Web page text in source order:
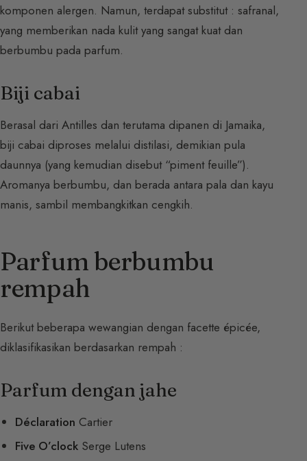
komponen alergen. Namun, terdapat substitut : safranal,
yang memberikan nada kulit yang sangat kuat dan
berbumbu pada parfum.
Biji cabai
Berasal dari Antilles dan terutama dipanen di Jamaika,
biji cabai diproses melalui distilasi, demikian pula
daunnya (yang kemudian disebut “piment feuille”).
Aromanya berbumbu, dan berada antara pala dan kayu
manis, sambil membangkitkan cengkih.
Parfum berbumbu
rempah
Berikut beberapa wewangian dengan facette épicée,
diklasifikasikan berdasarkan rempah :
Parfum dengan jahe
Déclaration Cartier
Five O’clock Serge Lutens